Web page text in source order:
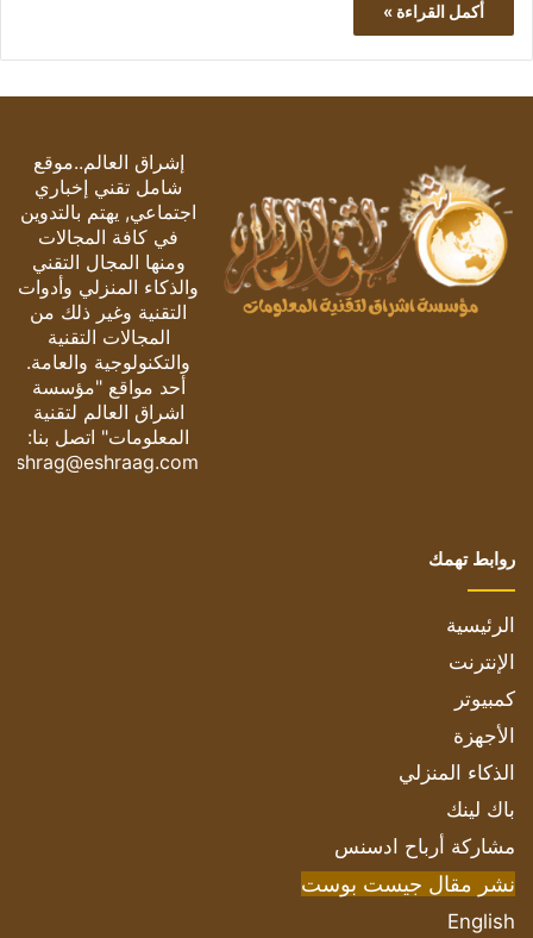
أكمل القراءة »
إشراق العالم..موقع
شامل تقني إخباري
اجتماعي, يهتم بالتدوين
في كافة المجالات
ومنها المجال التقني
والذكاء المنزلي وأدوات
التقنية وغير ذلك من
المجالات التقنية
والتكنولوجية والعامة.
أحد مواقع "مؤسسة
اشراق العالم لتقنية
المعلومات" اتصل بنا:
eshrag@eshraag.com
روابط تهمك
الرئيسية
الإنترنت
كمبيوتر
الأجهزة
الذكاء المنزلي
باك لينك
مشاركة أرباح ادسنس
نشر مقال جيست بوست
English